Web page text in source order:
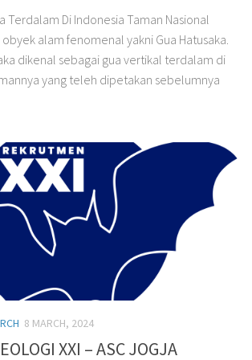
Terdalam Di Indonesia Taman Nasional
alam fenomenal yakni Gua Hatusaka.
dikenal sebagai gua vertikal terdalam di
yang teleh dipetakan sebelumnya
8 MARCH, 2024
XXI – ASC JOGJA